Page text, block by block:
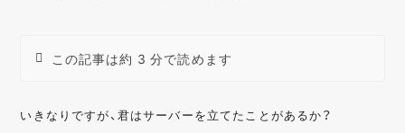
この記事は約 3 分で読めます
いきなりですが、君はサーバーを立てたことがあるか？